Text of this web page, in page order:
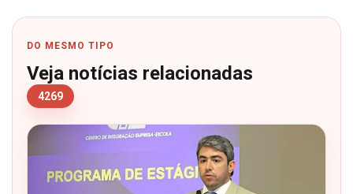
DO MESMO TIPO
Veja notícias relacionadas
4269